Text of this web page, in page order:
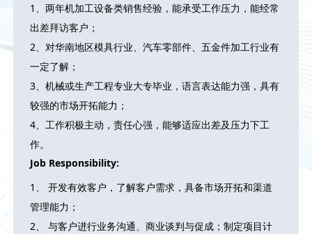
1、两年机加工设备类销售经验，能承受工作压力，能经常
出差拜访客户；
2、对华南地区模具行业、汽车零部件、五金件加工行业有
一定了解；
3、机械或生产工程专业大专毕业，语言表达能力强，具有
较强的市场开拓能力；
4、工作积极主动，责任心强，能够适应出差及压力下工
作。
Job Responsibility:
1、 开发有效客户，了解客户需求，具备市场开拓和渠道
管理能力；
2、 与客户进行业务沟通、商业谈判与促成；制定项目计